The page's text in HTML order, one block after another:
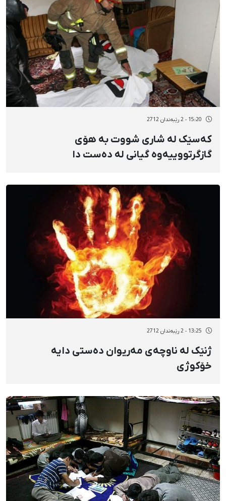
15:20 - 2 رێبەندان 2712
کەسێک لە شاری شووت بە هۆی
گازگرتووییەوە گیانی لە دەست دا
13:25 - 2 رێبەندان 2712
ژنێک لە ناوچەی مەریوان دەستی دایە
خۆکوژی